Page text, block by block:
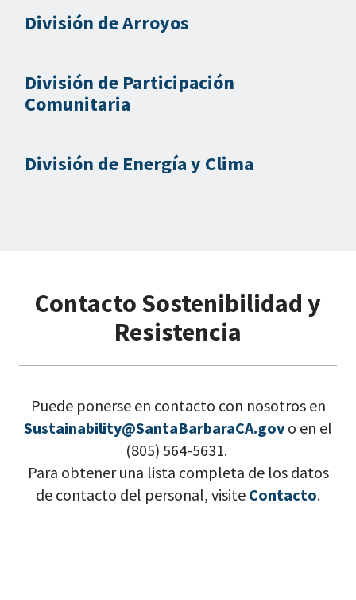
División de Arroyos
División de Participación
Comunitaria
División de Energía y Clima
Contacto Sostenibilidad y
Resistencia
Puede ponerse en contacto con nosotros en
Sustainability@SantaBarbaraCA.gov o en el
(805) 564-5631.
Para obtener una lista completa de los datos
de contacto del personal, visite Contacto.